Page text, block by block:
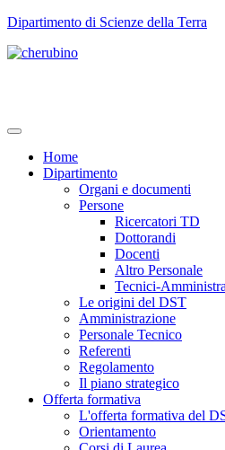
TPL_UNIPI_SKIP_TO_CONTENT
Dipartimento di Scienze della Terra
Home
Dipartimento
Organi e documenti
Persone
Ricercatori TD
Dottorandi
Docenti
Altro Personale
Tecnici-
Le origini del DST
Amministrazione
Personale Tecnico
Referenti
Regolamento
Il piano strategico
Offerta formativa
L'offerta formativa del
Orientamento